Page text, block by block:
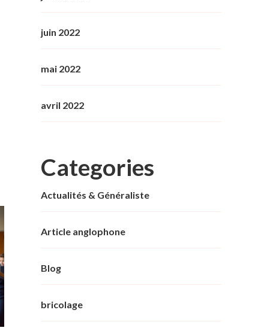
juin 2022
mai 2022
avril 2022
Categories
Actualités & Généraliste
Article anglophone
Blog
bricolage